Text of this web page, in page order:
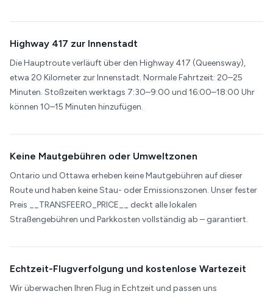
Highway 417 zur Innenstadt
Die Hauptroute verläuft über den Highway 417 (Queensway),
etwa 20 Kilometer zur Innenstadt. Normale Fahrtzeit: 20–25
Minuten. Stoßzeiten werktags 7:30–9:00 und 16:00–18:00 Uhr
können 10–15 Minuten hinzufügen.
Keine Mautgebühren oder Umweltzonen
Ontario und Ottawa erheben keine Mautgebühren auf dieser
Route und haben keine Stau- oder Emissionszonen. Unser fester
Preis __TRANSFEERO_PRICE__ deckt alle lokalen
Straßengebühren und Parkkosten vollständig ab – garantiert.
Echtzeit-Flugverfolgung und kostenlose Wartezeit
Wir überwachen Ihren Flug in Echtzeit und passen uns